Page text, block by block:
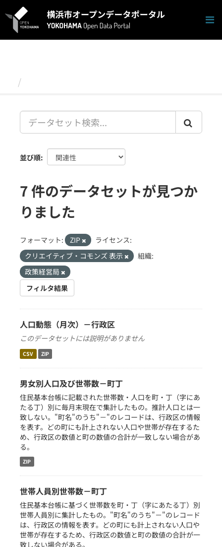
キ
並び順
7 件のデータセットが見つか
りました
フォーマット: ZIP
ライセンス:
クリエイティブ・コモンズ 表示
組織:
政策経営局
フィルタ結果
人口動態（月次）－行政区
このデータセットには説明がありません
CSV ZIP
男女別人口及び世帯数－町丁
住民基本台帳に記載された世帯数・人口を町・丁（字にあ
たる丁）別に毎月末現在で集計したもの。推計人口とは一
致しない。"町名"のうち"－"のレコードは、行政区の情報
を表す。どの町にも計上されない人口や世帯が存在するた
め、行政区の数値と町の数値の合計が一致しない場合があ
る。
ZIP
世帯人員別世帯数－町丁
住民基本台帳に基づく世帯数を町・丁（字にあたる丁）別
世帯人員別に集計したもの。"町名"のうち"－"のレコード
は、行政区の情報を表す。どの町にも計上されない人口や
世帯が存在するため、行政区の数値と町の数値の合計が一
致しない場合がある。